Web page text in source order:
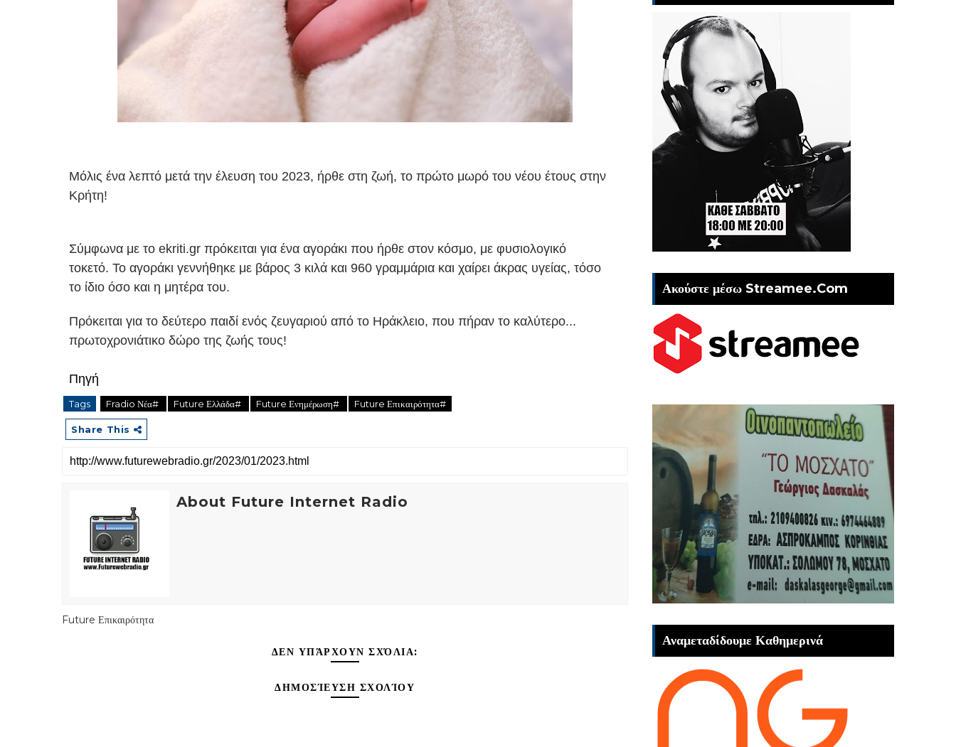
Μόλις ένα λεπτό μετά την έλευση του 2023, ήρθε στη ζωή, το πρώτο μωρό του νέου έτους στην
Κρήτη!
Σύμφωνα με το ekriti.gr πρόκειται για ένα αγοράκι που ήρθε στον κόσμο, με φυσιολογικό
τοκετό. Το αγοράκι γεννήθηκε με βάρος 3 κιλά και 960 γραμμάρια και χαίρει άκρας υγείας, τόσο
το ίδιο όσο και η μητέρα του.
Πρόκειται για το δεύτερο παιδί ενός ζευγαριού από το Ηράκλειο, που πήραν το καλύτερο...
πρωτοχρονιάτικο δώρο της ζωής τους!
Πηγή
Tags Fradio Νέα# Future Ελλάδα# Future Ενημέρωση# Future Επικαιρότητα#
Share This
About Future Internet Radio
Future Επικαιρότητα
ΔΕΝ ΥΠΆΡΧΟΥΝ ΣΧΌΛΙΑ:
ΔΗΜΟΣΊΕΥΣΗ ΣΧΟΛΊΟΥ
Ακούστε μέσω Streamee.Com
Αναμεταδίδουμε Καθημερινά